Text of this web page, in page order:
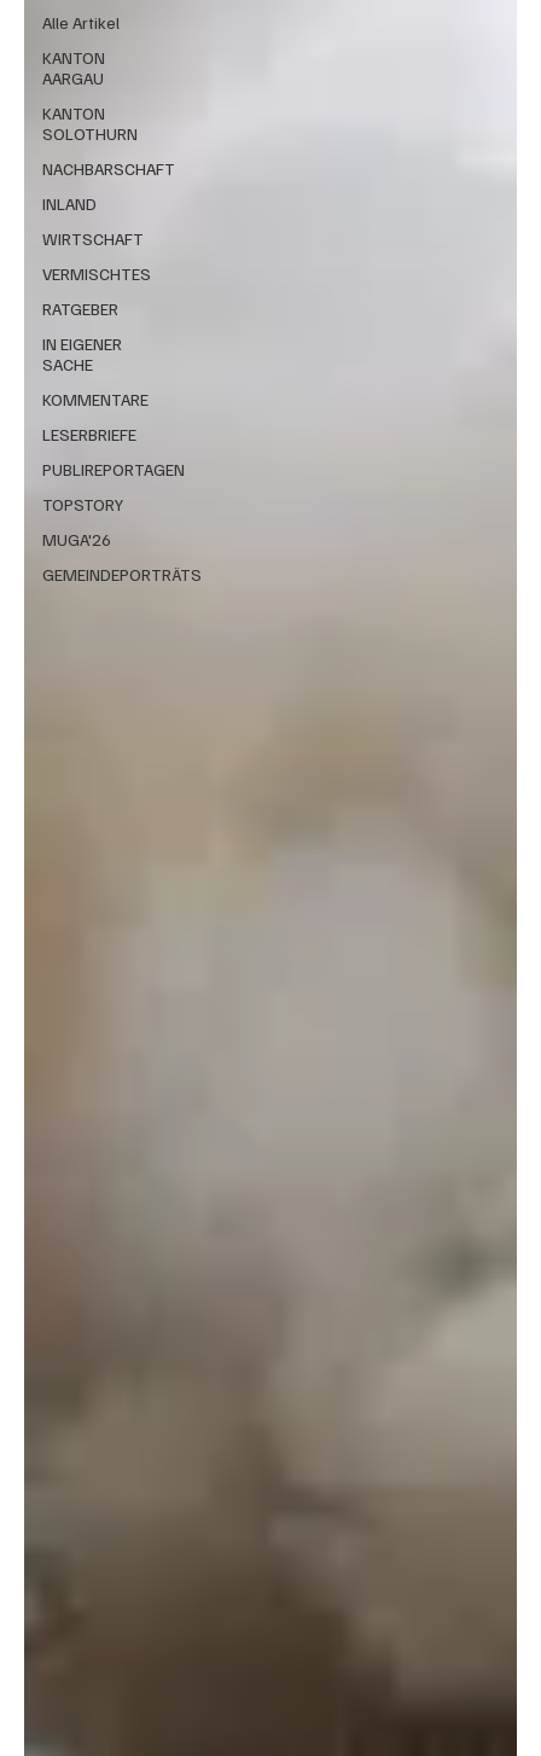
Alle Artikel
KANTON
AARGAU
KANTON
SOLOTHURN
NACHBARSCHAFT
INLAND
WIRTSCHAFT
VERMISCHTES
RATGEBER
IN EIGENER
SACHE
KOMMENTARE
LESERBRIEFE
PUBLIREPORTAGEN
TOPSTORY
MUGA'26
GEMEINDEPORTRÄTS